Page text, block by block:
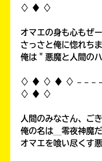
♢ ♦︎ ♢
オマエの身も心もぜ
さっさと俺に惚れち
俺は＂悪魔と人間の
♢ ♦︎ ♢ ♦︎ ♢ 𓐄 𓐄 𓐄 𓐄
♢ ♦︎ ♢
人間のみなさん、ご
俺の名は＿零夜神魔だ
オマエを喰い尽くす悪